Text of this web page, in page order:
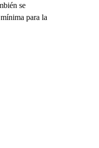
se
para la